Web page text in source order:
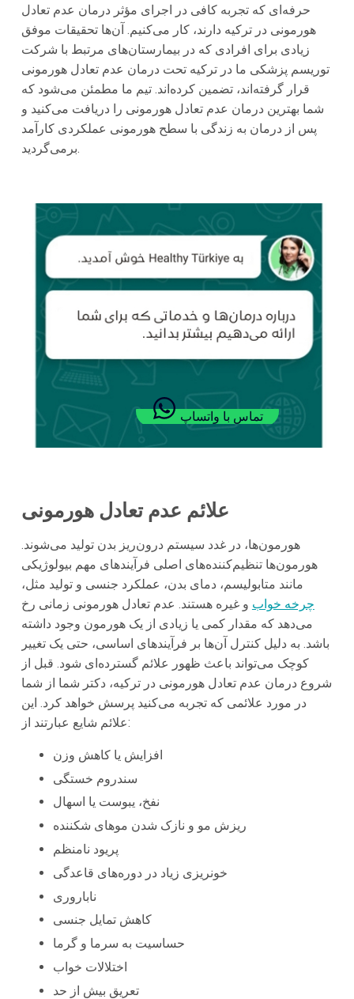
حرفه‌ای که تجربه کافی در اجرای مؤثر درمان عدم تعادل
هورمونی در ترکیه دارند، کار می‌کنیم. آن‌ها تحقیقات موفق
زیادی برای افرادی که در بیمارستان‌های مرتبط با شرکت
توریسم پزشکی ما در ترکیه تحت درمان عدم تعادل هورمونی
قرار گرفته‌اند، تضمین کرده‌اند. تیم ما مطمئن می‌شود که
شما بهترین درمان عدم تعادل هورمونی را دریافت می‌کنید و
پس از درمان به زندگی با سطح هورمونی عملکردی کارآمد
برمی‌گردید.
تماس با واتساپ
علائم عدم تعادل هورمونی
هورمون‌ها، در غدد سیستم درون‌ریز بدن تولید می‌شوند.
هورمون‌ها تنظیم‌کننده‌های اصلی فرآیندهای مهم بیولوژیکی
مانند متابولیسم، دمای بدن، عملکرد جنسی و تولید مثل،
چرخه خواب و غیره هستند. عدم تعادل هورمونی زمانی رخ
می‌دهد که مقدار کمی یا زیادی از یک هورمون وجود داشته
باشد. به دلیل کنترل آن‌ها بر فرآیندهای اساسی، حتی یک تغییر
کوچک می‌تواند باعث ظهور علائم گسترده‌ای شود. قبل از
شروع درمان عدم تعادل هورمونی در ترکیه، دکتر شما از شما
در مورد علائمی که تجربه می‌کنید پرسش خواهد کرد. این
علائم شایع عبارتند از:
افزایش یا کاهش وزن
سندروم خستگی
نفخ، یبوست یا اسهال
ریزش مو و نازک شدن موهای شکننده
پریود نامنظم
خونریزی زیاد در دوره‌های قاعدگی
ناباروری
کاهش تمایل جنسی
حساسیت به سرما و گرما
اختلالات خواب
تعریق بیش از حد